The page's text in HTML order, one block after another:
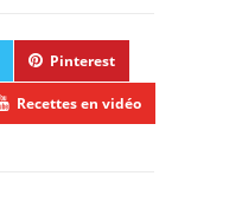
Pinterest
Recettes en vidéo